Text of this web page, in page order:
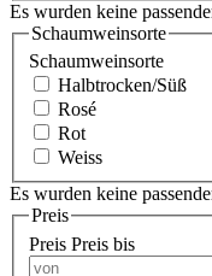
Es wurden keine
Schaumweinsorte
Schaumweinsorte
Halbtrocken/Süß
Rosé
Rot
Weiss
Es wurden keine
Preis
Preis Preis bis